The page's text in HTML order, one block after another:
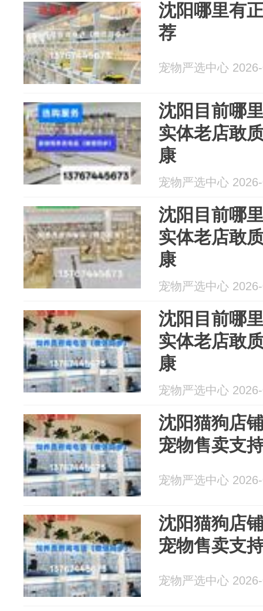
沈阳哪里有
荐
宠物严选中心
沈阳目前哪
实体老店敢
康
宠物严选中心
沈阳目前哪
实体老店敢
康
宠物严选中心
沈阳目前哪
实体老店敢
康
宠物严选中心
沈阳猫狗店
宠物售卖支
宠物严选中心
沈阳猫狗店
宠物售卖支
宠物严选中心